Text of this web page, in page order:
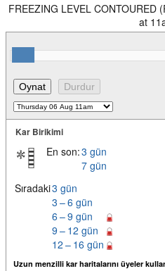
FREEZING LEVEL CONTOURED
at
Kar Birikimi
En son:3 gün
7 gün
Sıradaki3 gün
3 – 6 gün
6 – 9 gün
9 – 12 gün
12 – 16 gün
Uzun menzilli kar haritalarını üyeler